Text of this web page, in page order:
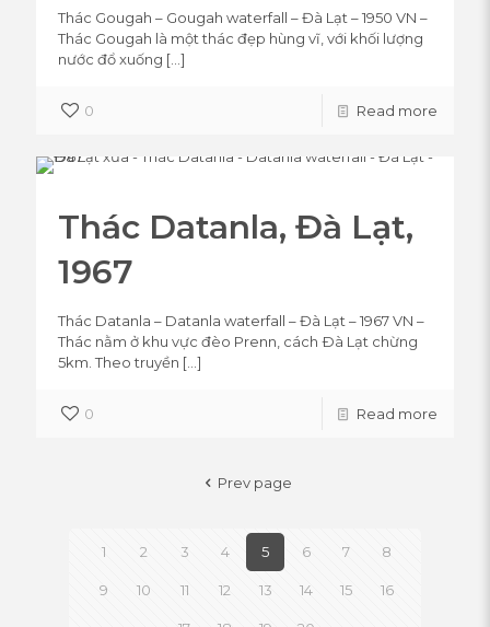
Thác Gougah – Gougah waterfall – Đà Lạt – 1950 VN –
Thác Gougah là một thác đẹp hùng vĩ, với khối lượng
nước đổ xuống […]
0 Read more
Thác Datanla, Đà Lạt,
1967
Thác Datanla – Datanla waterfall – Đà Lạt – 1967 VN –
Thác nằm ở khu vực đèo Prenn, cách Ðà Lạt chừng
5km. Theo truyền […]
0 Read more
Prev page
1 2 3 4 5 6 7 8
9 10 11 12 13 14 15 16